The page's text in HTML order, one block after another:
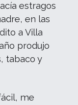
estragos
en las
a Villa
produjo
tabaco y
me